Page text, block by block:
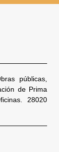
públicas,
de Prima
28020